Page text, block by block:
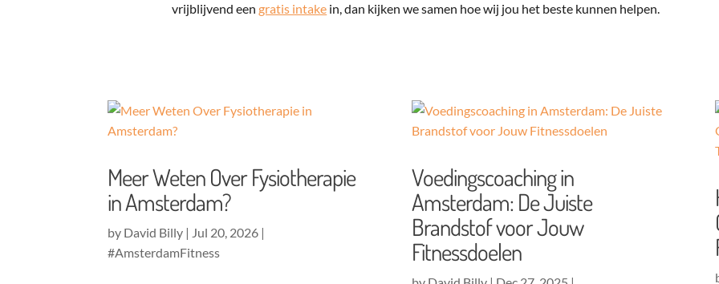
vrijblijvend eengratis intake in, dan kijken we samen hoe wij jou het beste kunnen helpen.
Meer Weten Over Fysiotherapie
in Amsterdam?
by David Billy | Jul 20, 2026 |
#AmsterdamFitness
Voedingscoaching in
Amsterdam: De Juiste
Brandstof voor Jouw
Fitnessdoelen